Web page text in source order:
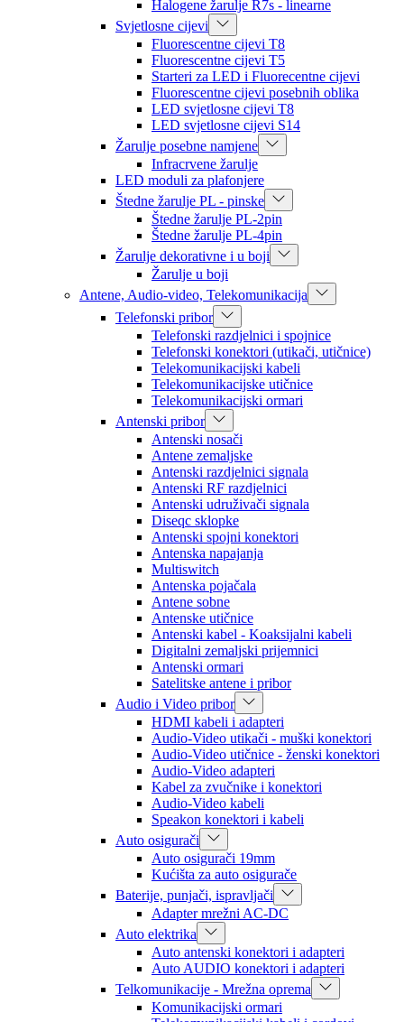
Halogene žarulje R7s - linearne
Svjetlosne cijevi
Fluorescentne cijevi T8
Fluorescentne cijevi T5
Starteri za LED i Fluorecentne cijevi
Fluorescentne cijevi posebnih oblika
LED svjetlosne cijevi T8
LED svjetlosne cijevi S14
Žarulje posebne namjene
Infracrvene žarulje
LED moduli za plafonjere
Štedne žarulje PL - pinske
Štedne žarulje PL-2pin
Štedne žarulje PL-4pin
Žarulje dekorativne i u boji
Žarulje u boji
Antene, Audio-video, Telekomunikacija
Telefonski pribor
Telefonski razdjelnici i spojnice
Telefonski konektori (utikači, utičnice)
Telekomunikacijski kabeli
Telekomunikacijske utičnice
Telekomunikacijski ormari
Antenski pribor
Antenski nosači
Antene zemaljske
Antenski razdjelnici signala
Antenski RF razdjelnici
Antenski udruživači signala
Diseqc sklopke
Antenski spojni konektori
Antenska napajanja
Multiswitch
Antenska pojačala
Antene sobne
Antenske utičnice
Antenski kabel - Koaksijalni kabeli
Digitalni zemaljski prijemnici
Antenski ormari
Satelitske antene i pribor
Audio i Video pribor
HDMI kabeli i adapteri
Audio-Video utikači - muški konektori
Audio-Video utičnice - ženski konektori
Audio-Video adapteri
Kabel za zvučnike i konektori
Audio-Video kabeli
Speakon konektori i kabeli
Auto osigurači
Auto osigurači 19mm
Kućišta za auto osigurače
Baterije, punjači, ispravljači
Adapter mrežni AC-DC
Auto elektrika
Auto antenski konektori i adapteri
Auto AUDIO konektori i adapteri
Telkomunikacije - Mrežna oprema
Komunikacijski ormari